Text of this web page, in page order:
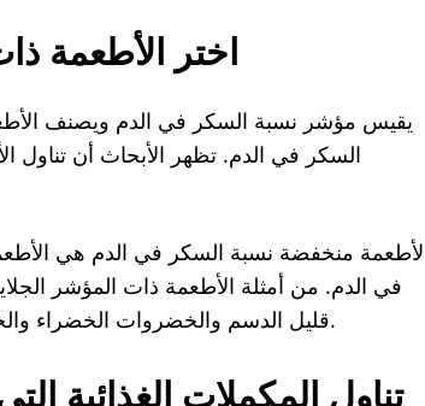
اختر الأطعمة
يقيس مؤشر نسبة السكر في الدم ويصنف
السكر في الدم. تظهر الأبحاث أن
في الدم. من أمثلة الأطعمة ذات المؤشر
قليل الدسم والخضروات الخضراء والخضروات غير النشوية والمكسرات والبذور واللحوم والأسماك.
تناول المكملات الغذائية